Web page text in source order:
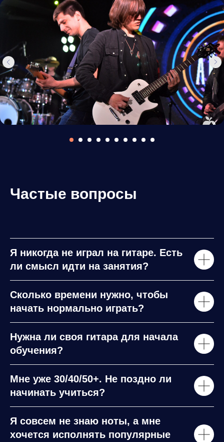
Частые вопросы
Я никогда не играл на гитаре. Есть
ли смысл идти на занятия?
Сколько времени нужно, чтобы
начать нормально играть?
Нужна ли своя гитара для начала
обучения?
Мне уже 30/40/50+. Не поздно ли
начинать учиться?
Я совсем не знаю ноты, а мне
хочется исполнять популярные